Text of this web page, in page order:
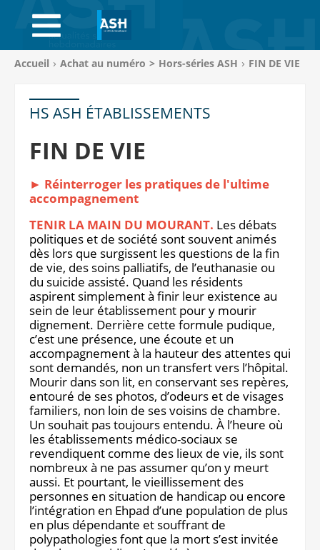
ACCUEIL
ABONNEMENTS
LIBRAIRIE
PAGE ENTREPRISE
ANNONCES
CV-THÈQUE
CONNEXION
PANIER
Notre site éditorial
JOB ASH
Notre boutique
Vous
Accueil Achat au numéro > Hors-séries ASH FIN DE VIE
HS ASH ÉTABLISSEMENTS
FIN DE VIE
► Réinterroger les pratiques de l'ultime
accompagnement
TENIR LA MAIN DU MOURANT. Les débats
politiques et de société sont souvent animés
dès lors que surgissent les questions de la fin
de vie, des soins palliatifs, de l’euthanasie ou
du suicide assisté. Quand les résidents
aspirent simplement à finir leur existence au
sein de leur établissement pour y mourir
dignement. Derrière cette formule pudique,
c’est une présence, une écoute et un
accompagnement à la hauteur des attentes qui
sont demandés, non un transfert vers l’hôpital.
Mourir dans son lit, en conservant ses repères,
entouré de ses photos, d’odeurs et de visages
familiers, non loin de ses voisins de chambre.
Un souhait pas toujours entendu. À l’heure où
les établissements médico-sociaux se
revendiquent comme des lieux de vie, ils sont
nombreux à ne pas assumer qu’on y meurt
aussi. Et pourtant, le vieillissement des
personnes en situation de handicap ou encore
l’intégration en Ehpad d’une population de plus
en plus dépendante et souffrant de
polypathologies font que la mort s’est invitée